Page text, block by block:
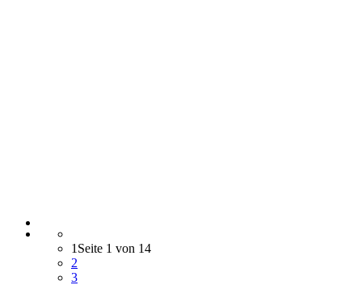
1 Seite 1 von 14
2
3